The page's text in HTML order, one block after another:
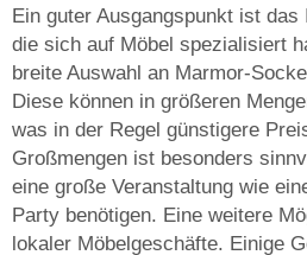
Ein guter Ausgangspunkt ist
die sich auf Möbel spezialisiert
breite Auswahl an Marmor-
Diese können in größeren
was in der Regel günstigere
Großmengen ist besonders
eine große Veranstaltung wie
Party benötigen. Eine weitere
lokaler Möbelgeschäfte. Einige